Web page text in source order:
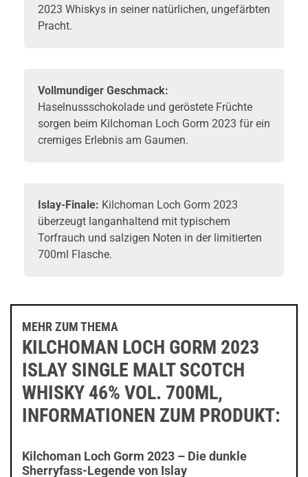
2023 Whiskys in seiner natürlichen, ungefärbten
Pracht.
Vollmundiger Geschmack:
Haselnussschokolade und geröstete Früchte
sorgen beim Kilchoman Loch Gorm 2023 für ein
cremiges Erlebnis am Gaumen.
Islay-Finale: Kilchoman Loch Gorm 2023
überzeugt langanhaltend mit typischem
Torfrauch und salzigen Noten in der limitierten
700ml Flasche.
MEHR ZUM THEMA
KILCHOMAN LOCH GORM 2023
ISLAY SINGLE MALT SCOTCH
WHISKY 46% VOL. 700ML,
INFORMATIONEN ZUM PRODUKT:
Kilchoman Loch Gorm 2023 – Die dunkle
Sherryfass-Legende von Islay